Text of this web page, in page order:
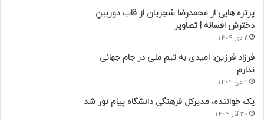
پرتره هایی از محمدرضا شجریان از قاب دوربینِ
دخترش افسانه | تصاویر
2 دی 1404
فرزاد فرزین: امیدی به تیم ملی در جام جهانی
ندارم
1 دی 1404
یک خواننده، مدیرکل فرهنگی دانشگاه پیام نور شد
30 آذر 1404